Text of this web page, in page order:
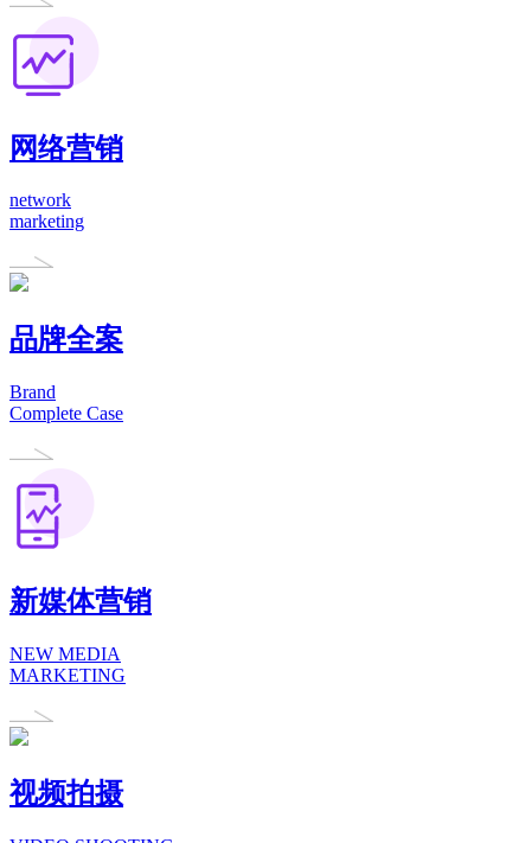
网络营销
network
marketing
品牌全案
Brand
Complete Case
新媒体营销
NEW MEDIA
MARKETING
视频拍摄